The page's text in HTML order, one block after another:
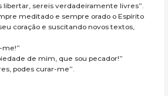
libertar, sereis verdadeiramente livres”.
meditado e sempre orado o Espírito
coração e suscitando novos textos,
me!”
de mim, que sou pecador!”
podes curar-me”.